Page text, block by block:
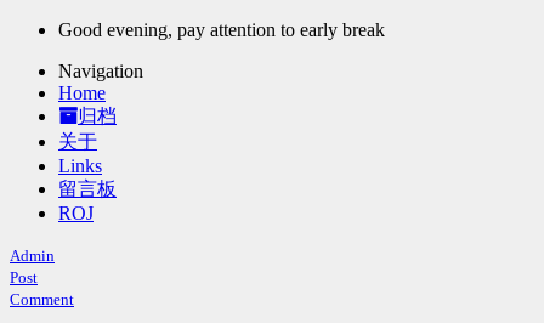
Good evening, pay attention to early break
Navigation
Home
归档
关于
Links
留言板
ROJ
Admin
Post
Comment